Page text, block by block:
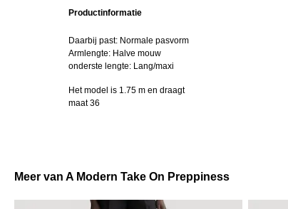
Productinformatie
Daarbij past: Normale pasvorm
Armlengte: Halve mouw
onderste lengte: Lang/maxi
Het model is 1.75 m en draagt
maat 36
Meer van A Modern Take On Preppiness